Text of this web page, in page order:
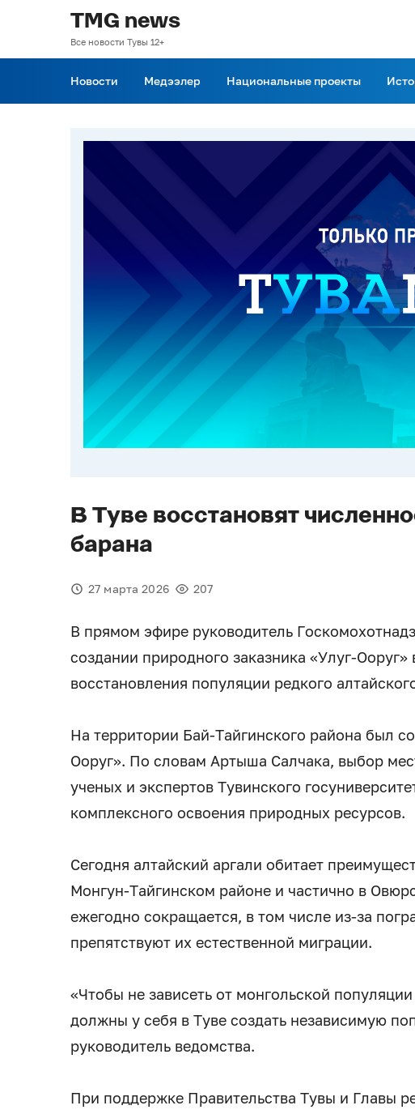
TMG news
Все новости Тувы 12+
Новости Медээлер Национальные проекты
В Туве восстановят
барана
27 марта 2026 207
В прямом эфире руководитель
создании природного заказника «Улуг-
восстановления популяции редкого
На территории Бай-Тайгинского района был
Ооруг». По словам Артыша Салчака, выбор
ученых и экспертов Тувинского
комплексного освоения природных ресурсов.
Сегодня алтайский аргали обитает
Монгун-Тайгинском районе и частично в
ежегодно сокращается, в том числе из-за
препятствуют их естественной миграции.
«Чтобы не зависеть от монгольской
должны у себя в Туве создать независимую
руководитель ведомства.
При поддержке Правительства Тувы и Главы